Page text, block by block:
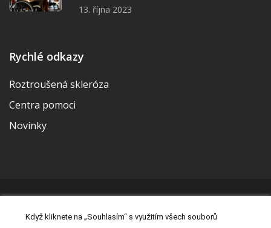
13. října 2023
Rychlé odkazy
Roztroušená skleróza
Centra pomoci
Novinky
Právní prohlášení|Prohlášení o cookies|Nastavení cookies
Když kliknete na „Souhlasím“ s využitím všech souborů